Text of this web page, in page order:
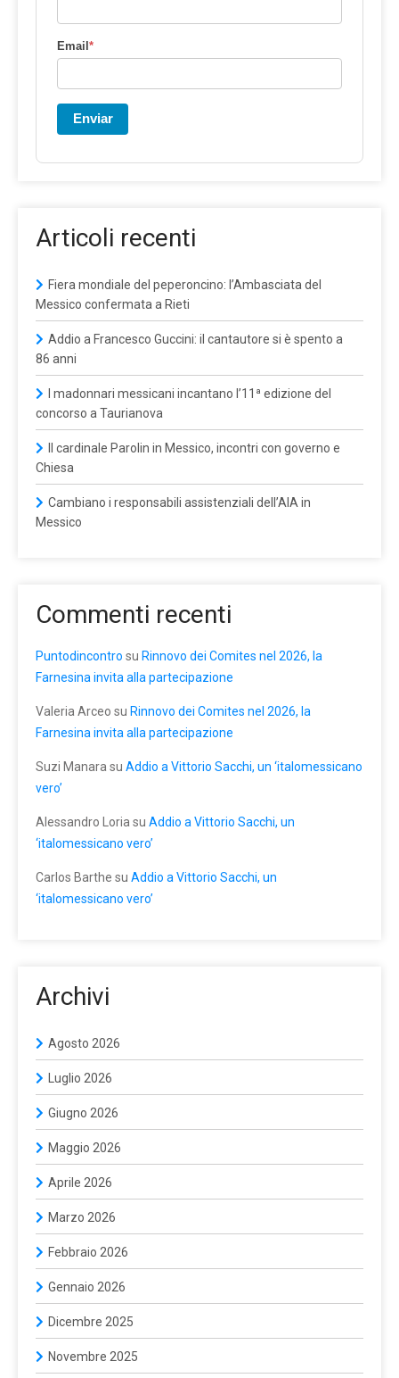
Email*
Enviar
Articoli recenti
Fiera mondiale del peperoncino: l’Ambasciata del
Messico confermata a Rieti
Addio a Francesco Guccini: il cantautore si è spento a
86 anni
I madonnari messicani incantano l’11ª edizione del
concorso a Taurianova
Il cardinale Parolin in Messico, incontri con governo e
Chiesa
Cambiano i responsabili assistenziali dell’AIA in
Messico
Commenti recenti
Puntodincontro su Rinnovo dei Comites nel 2026, la
Farnesina invita alla partecipazione
Valeria Arceo su Rinnovo dei Comites nel 2026, la
Farnesina invita alla partecipazione
Suzi Manara su Addio a Vittorio Sacchi, un ‘italomessicano
vero’
Alessandro Loria su Addio a Vittorio Sacchi, un
‘italomessicano vero’
Carlos Barthe su Addio a Vittorio Sacchi, un
‘italomessicano vero’
Archivi
Agosto 2026
Luglio 2026
Giugno 2026
Maggio 2026
Aprile 2026
Marzo 2026
Febbraio 2026
Gennaio 2026
Dicembre 2025
Novembre 2025